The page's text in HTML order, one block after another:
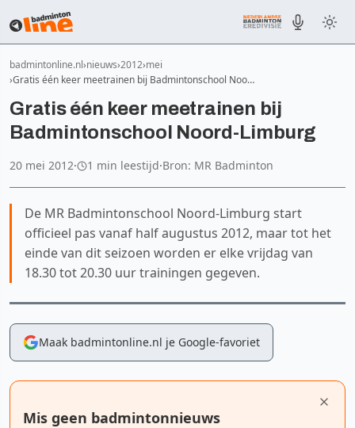
badmintonline.nl nieuws 2012 mei
Gratis één keer meetrainen bij Badmintonschool Noo…
Gratis één keer meetrainen bij
Badmintonschool Noord-Limburg
20 mei 2012· 1 min leestijd·Bron: MR Badminton
De MR Badmintonschool Noord-Limburg start
officieel pas vanaf half augustus 2012, maar tot het
einde van dit seizoen worden er elke vrijdag van
18.30 tot 20.30 uur trainingen gegeven.
Maak badmintonline.nl je Google-favoriet
Mis geen badmintonnieuws